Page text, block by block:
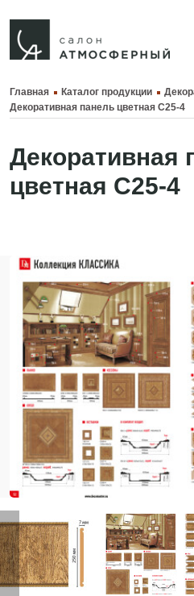
Главная Каталог продукции
Декоративная панель цветная C25-4
Декоративная
цветная C25-4